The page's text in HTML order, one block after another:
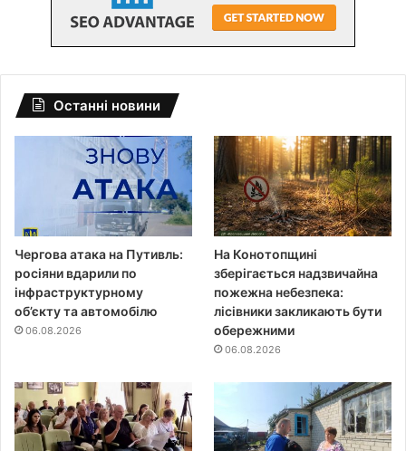
Останні новини
Чергова атака на Путивль:
росіяни вдарили по
інфраструктурному
об’єкту та автомобілю
06.08.2026
На Конотопщині
зберігається надзвичайна
пожежна небезпека:
лісівники закликають бути
обережними
06.08.2026